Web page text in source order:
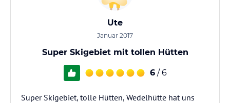
Ute
Januar 2017
Super Skigebiet mit tollen Hütten
6 / 6
Super Skigebiet, tolle Hütten, Wedelhütte hat uns